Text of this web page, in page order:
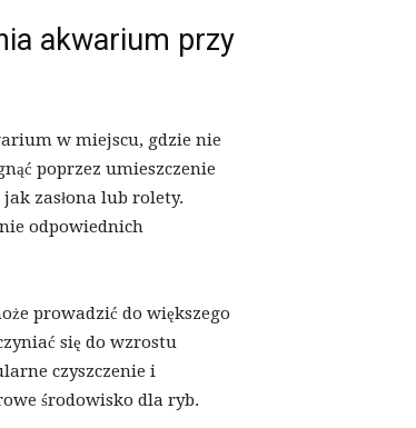
akwarium przy
w miejscu, gdzie nie
poprzez umieszczenie
zasłona lub rolety.
odpowiednich
prowadzić do większego
się do wzrostu
czyszczenie i
środowisko dla ryb.